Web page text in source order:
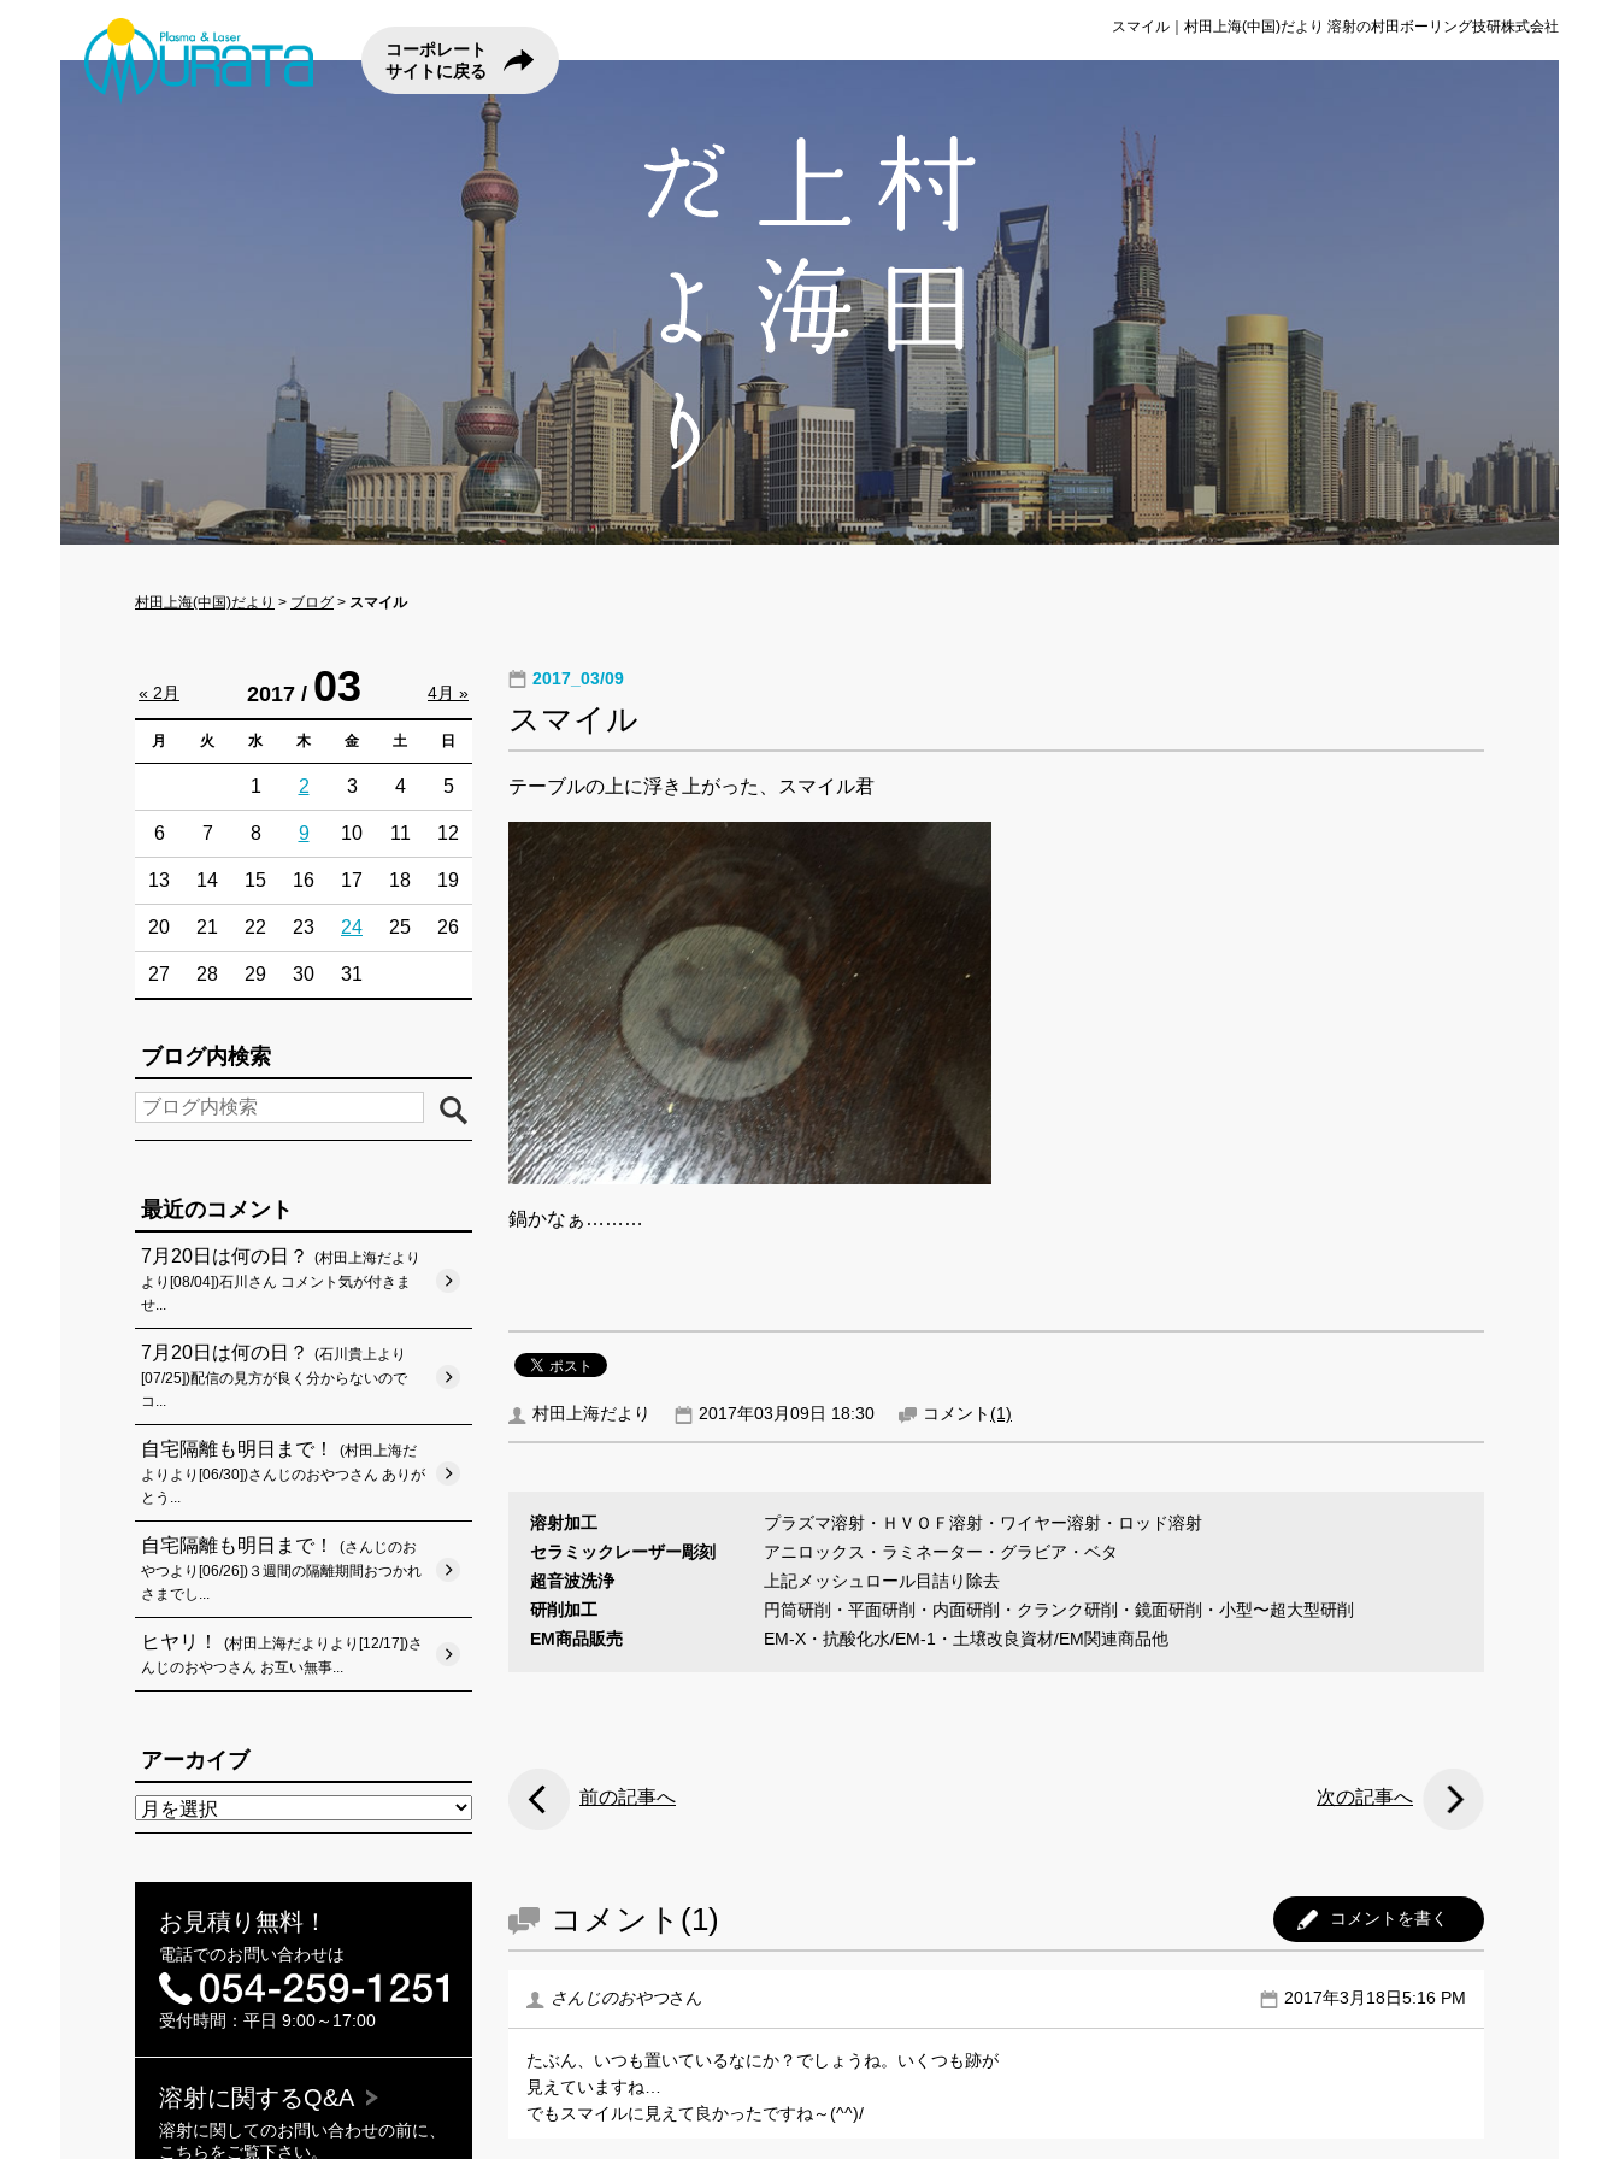
スマイル｜村田上海(中国)だより 溶射の村田ボーリング技研株式会社
コーポレート
サイトに戻る
村田上海(中国)だより > ブログ > スマイル
2017_03/09
スマイル
テーブルの上に浮き上がった、スマイル君
鍋かなぁ………
村田上海だより 2017年03月09日 18:30 コメント(1)
溶射加工
プラズマ溶射・ＨＶＯＦ溶射・ワイヤー溶射・ロッド溶射
セラミックレーザー彫刻
アニロックス・ラミネーター・グラビア・ベタ
超音波洗浄
上記メッシュロール目詰り除去
研削加工
円筒研削・平面研削・内面研削・クランク研削・鏡面研削・小型〜超大型研削
EM商品販売
EM-X・抗酸化水/EM-1・土壌改良資材/EM関連商品他
前の記事へ 次の記事へ
コメント(1) コメントを書く
さんじのおやつさん 2017年3月18日5:16 PM
たぶん、いつも置いているなにか？でしょうね。いくつも跡が
見えていますね…
でもスマイルに見えて良かったですね～(^^)/
2017 / 03
月 火 水 木 金 土 日
1 2 3 4 5
6 7 8 9 10 11 12
13 14 15 16 17 18 19
20 21 22 23 24 25 26
27 28 29 30 31
« 2月 4月 »
ブログ内検索
最近のコメント
7月20日は何の日？
(村田上海だより
より[08/04])石川さん コメント気が付きま
せ...
7月20日は何の日？
(石川貴上より
[07/25])配信の見方が良く分からないので
コ...
自宅隔離も明日まで！
(村田上海だ
よりより[06/30])さんじのおやつさん ありが
とう...
自宅隔離も明日まで！
(さんじのお
やつより[06/26])３週間の隔離期間おつかれ
さまでし...
ヒヤリ！
(村田上海だよりより[12/17])さ
んじのおやつさん お互い無事...
アーカイブ
お見積り無料！
電話でのお問い合わせは
受付時間：平日 9:00～17:00
溶射に関するQ&A
溶射に関してのお問い合わせの前に、
こちらをご覧下さい。